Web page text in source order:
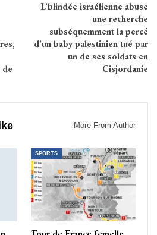
L’blindée israélienne abuse
une recherche
subséquemment la percé
d’un baby palestinien tué par
un de ses soldats en
Cisjordanie
More From Author
SPORTS